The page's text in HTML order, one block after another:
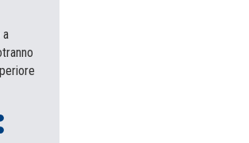
a